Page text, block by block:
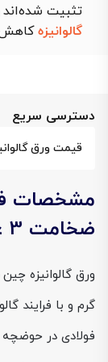
تثبیت
گالوانیزهکاهش
دسترسی سریع
قیمت ورق
مشخصات
ضخامت 3 عرض 1250
گرم و با فرایند
فولادی در حوضچه